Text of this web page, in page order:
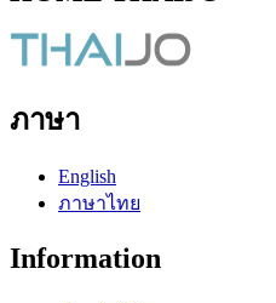
ภาษา
English
ภาษาไทย
Information